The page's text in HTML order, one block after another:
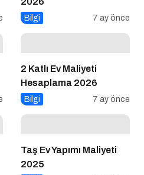
Bilgi
2 Katlı Ev Maliyeti
Hesaplama 2026
Bilgi 7 ay önce
Taş Ev Yapımı Maliyeti
2025
Bilgi